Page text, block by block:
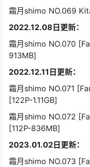
霜月shimo NO.069
2022.12.08日更新：
霜月shimo NO.070
913MB]
2022.12.11日更新：
霜月shimo NO.071
[122P-1.11GB]
霜月shimo NO.072
[112P-836MB]
2023.01.02日更新：
霜月shimo NO.073